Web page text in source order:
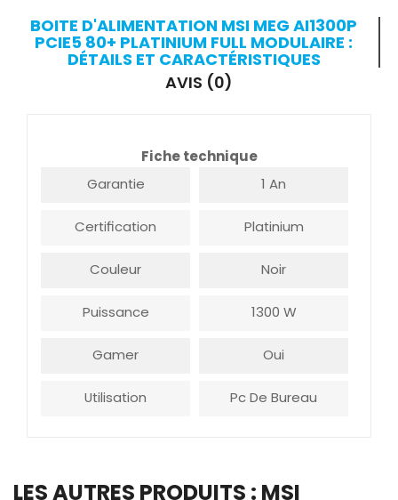
BOITE D'ALIMENTATION MSI MEG AI1300P
PCIE5 80+ PLATINIUM FULL MODULAIRE :
DÉTAILS ET CARACTÉRISTIQUES
AVIS (0)
Fiche technique
Garantie
1 An
Certification Platinium
Couleur Noir
Puissance 1300 W
Gamer Oui
Utilisation Pc De Bureau
LES AUTRES PRODUITS : MSI